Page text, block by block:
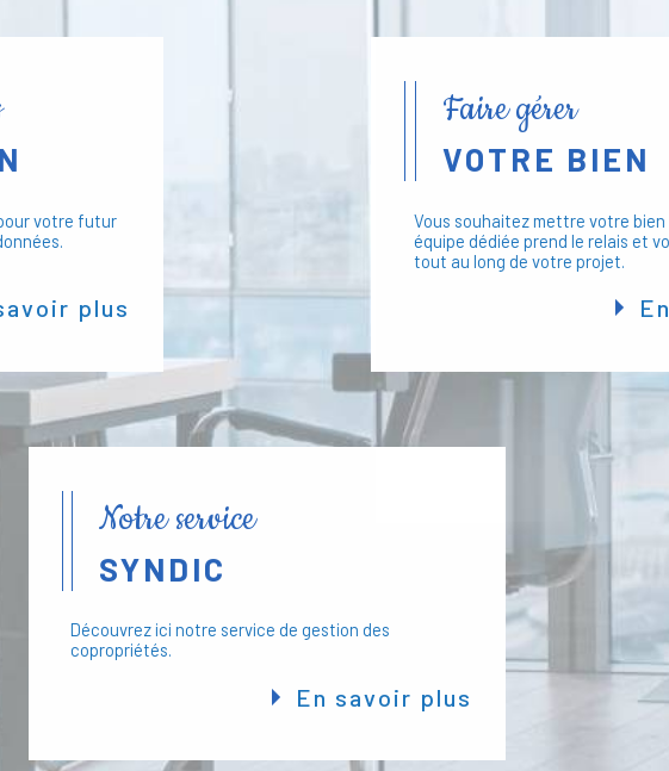
Proximité et de Qualité
En tant que syndic de copropriété, nous mettons
une relation de proximité avec nos clients. Nous
meilleure gestion possible de votre
aux détails et un suivi régulier. Notre objectif
valorisation de votre patrimoine immobilier.
Approche Personnalisée
besoins spécifiques pour une gestion
Transparence et Communication
communication claire et régulière avec
Utilisation des Technologies
numériques facilitent la gestion et
Contactez
Pour en savoir plus sur nos services ou pour
de copropriété, n'hésitez pas à nous contacter.
apporter son expertise et son accompagnement
votre futur
plus
Faire gérer
VOTRE BIEN
Vous souhaitez mettre votre
équipe dédiée prend le relais et
tout au long de votre projet.
Notre service
SYNDIC
Découvrez ici notre service de gestion des
copropriétés.
En savoir plus